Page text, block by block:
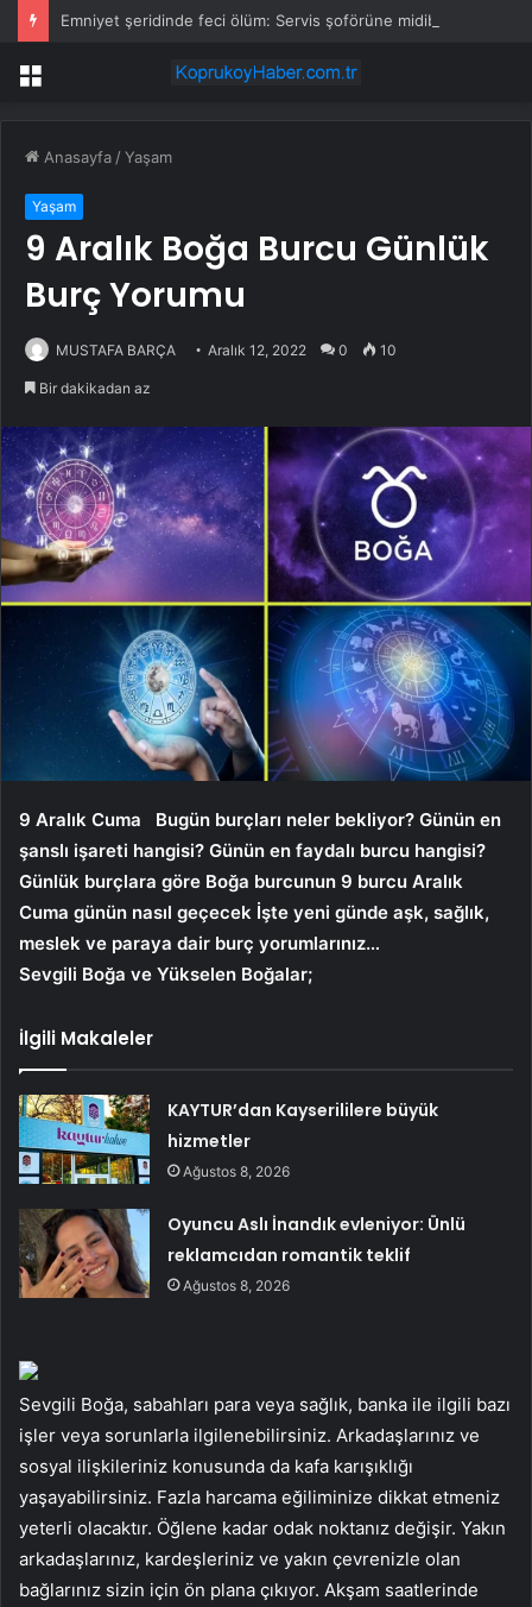
Menü
Anasayfa /Yaşam
Yaşam
9 Aralık Boğa Burcu Günlük
Burç Yorumu
MUSTAFA BARÇA Aralık 12, 2022 0 10
Bir dakikadan az
9 Aralık Cuma
Bugün burçları neler bekliyor? Günün en
şanslı işareti hangisi? Günün en faydalı burcu hangisi?
Günlük burçlara göre Boğa burcunun 9 burcu Aralık
Cuma günün nasıl geçecek İşte yeni günde aşk, sağlık,
meslek ve paraya dair burç yorumlarınız…
Sevgili Boğa ve Yükselen Boğalar;
İlgili Makaleler
KAYTUR’dan Kayserililere büyük
hizmetler
Ağustos 8, 2026
Oyuncu Aslı İnandık evleniyor: Ünlü
reklamcıdan romantik teklif
Ağustos 8, 2026
Sevgili Boğa, sabahları para veya sağlık, banka ile ilgili bazı
işler veya sorunlarla ilgilenebilirsiniz. Arkadaşlarınız ve
sosyal ilişkileriniz konusunda da kafa karışıklığı
yaşayabilirsiniz. Fazla harcama eğiliminize dikkat etmeniz
yeterli olacaktır. Öğlene kadar odak noktanız değişir. Yakın
arkadaşlarınız, kardeşleriniz ve yakın çevrenizle olan
bağlarınız sizin için ön plana çıkıyor. Akşam saatlerinde